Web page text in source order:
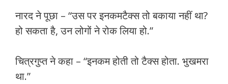
नारद ने पूछा – “उस पर इनकमटैक्स तो बकाया नहीं था?
हो सकता है, उन लोगों ने रोक लिया हो.”
चित्रगुप्त ने कहा – “इनकम होती तो टैक्स होता. भुखमरा
था.”